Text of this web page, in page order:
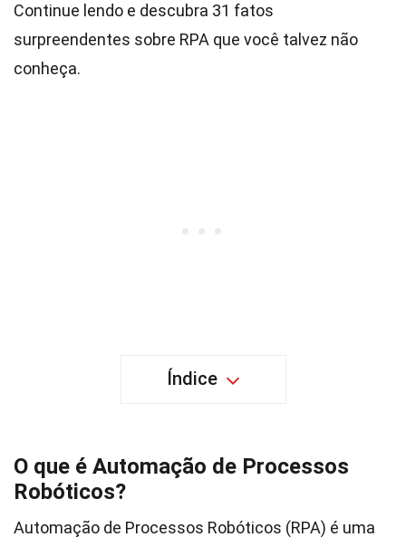
Continue lendo e descubra 31 fatos
surpreendentes sobre RPA que você talvez não
conheça.
Índice
O que é Automação de Processos
Robóticos?
Automação de Processos Robóticos (RPA) é uma